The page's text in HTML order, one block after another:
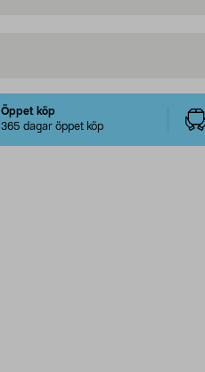
Öppet köp
365 dagar öppet köp